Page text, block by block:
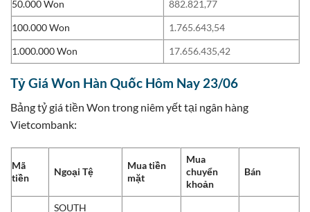
50.000 Won
882.821,77
100.000 Won
1.765.643,54
1.000.000 Won
17.656.435,42
Tỷ Giá Won Hàn Quốc Hôm Nay 23/06
Bảng tỷ giá tiền Won trong niêm yết tại ngân hàng
Vietcombank:
Mã
tiền
Ngoại Tệ
Mua tiền
mặt
Mua
chuyển
khoản
Bán
SOUTH